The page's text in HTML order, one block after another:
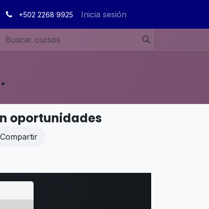
+502 2268 9925 Inicia sesión
ODOO 19
oportunidades
Compartir